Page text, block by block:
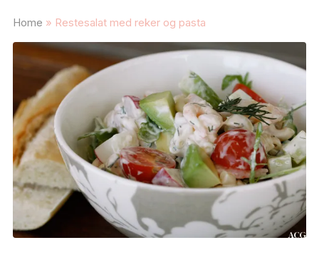
Home » Restesalat med reker og pasta